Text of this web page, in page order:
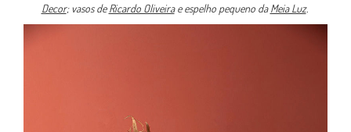
Decor; vasos deRicardo Oliveirae espelho pequeno daMeia Luz.